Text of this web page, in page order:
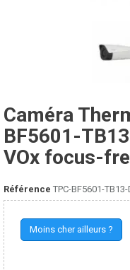
Caméra
BF5601-
VOx focus-
Référence TPC-BF5601-
5 147,91 €TTC
Moins cher ailleurs ?